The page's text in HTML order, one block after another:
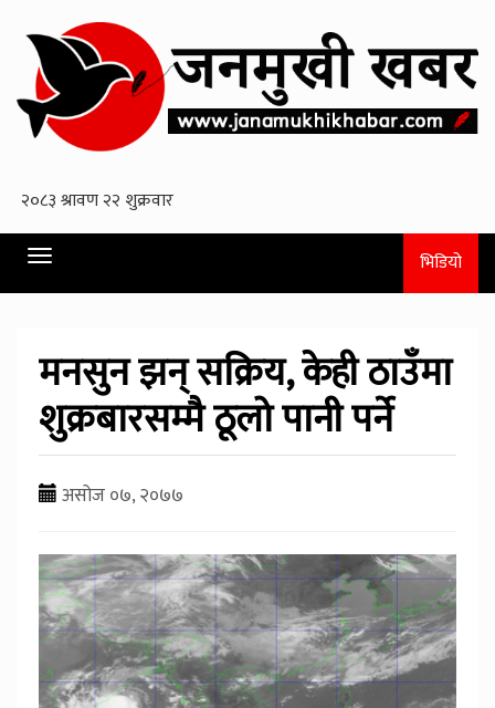
Toggle
navigation
भिडियो
मनसुन झन् सक्रिय, केही ठाउँमा
शुक्रबारसम्मै ठूलो पानी पर्ने
असोज ०७, २०७७